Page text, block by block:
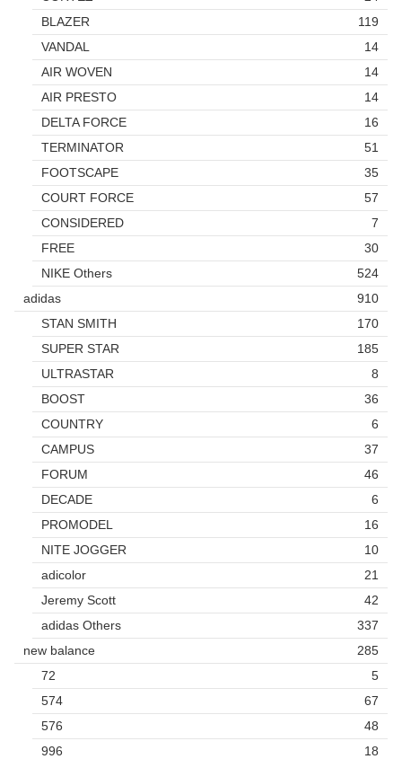
BLAZER
119
VANDAL
14
AIR WOVEN
14
AIR PRESTO
14
DELTA FORCE
16
TERMINATOR
51
FOOTSCAPE
35
COURT FORCE
57
CONSIDERED
7
FREE
30
NIKE Others
524
adidas
910
STAN SMITH
170
SUPER STAR
185
ULTRASTAR
8
BOOST
36
COUNTRY
6
CAMPUS
37
FORUM
46
DECADE
6
PROMODEL
16
NITE JOGGER
10
adicolor
21
Jeremy Scott
42
adidas Others
337
new balance
285
72
5
574
67
576
48
996
18